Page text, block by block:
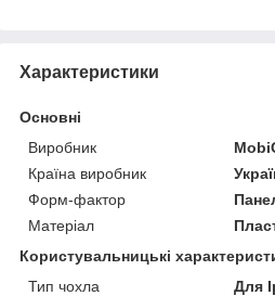
Характеристики
Основні
Виробник
Країна виробник
Форм-фактор
Матеріал
Користувальницькі
Тип чохла
Для